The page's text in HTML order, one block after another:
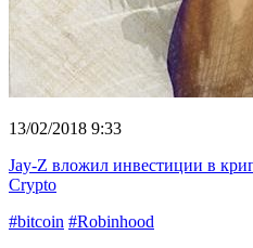
13/02/2018 9:33
Jay-Z вложил инвестиции в
Crypto
#bitcoin #Robinhood